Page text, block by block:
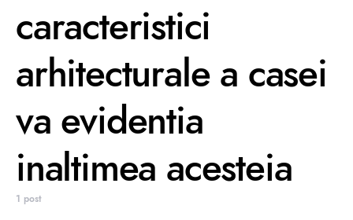
caracteristici
arhitecturale a casei
va evidentia
inaltimea acesteia
1 post